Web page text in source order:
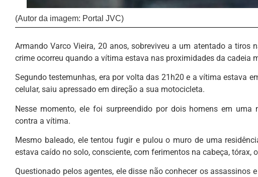
(Autor da imagem: Portal JVC)
Armando Varco Vieira, 20 anos, sobreviveu a um atentado a tiros
crime ocorreu quando a vítima estava nas proximidades da cadeia
Segundo testemunhas, era por volta das 21h20 e a vítima estava
celular, saiu apressado em direção a sua motocicleta.
Nesse momento, ele foi surpreendido por dois homens em
contra a vítima.
Mesmo baleado, ele tentou fugir e pulou o muro de uma
estava caído no solo, consciente, com ferimentos na cabeça, tórax,
Questionado pelos agentes, ele disse não conhecer os